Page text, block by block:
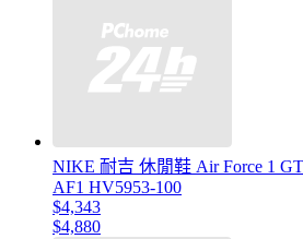
NIKE 耐吉 休閒鞋 Air Force 1
AF1 HV5953-100
$4,343
$4,880